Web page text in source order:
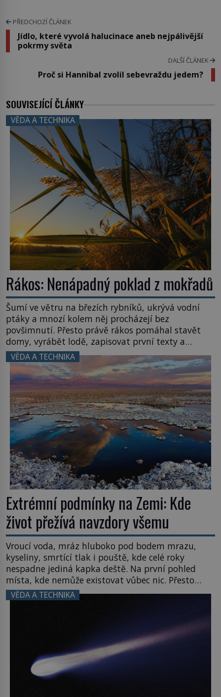
PŘEDCHOZÍ ČLÁNEK
Jídlo, které vyvolá halucinace aneb nejpálivější
pokrmy světa
DALŠÍ ČLÁNEK
Proč si Hannibal zvolil sebevraždu jedem?
SOUVISEJÍCÍ ČLÁNKY
VĚDA A TECHNIKA
Rákos: Nenápadný poklad z mokřadů
Šumí ve větru na březích rybníků, ukrývá vodní
ptáky a mnozí kolem něj procházejí bez
povšimnutí. Přesto právě rákos pomáhal stavět
domy, vyrábět lodě, zapisovat první texty a
inspiroval řadu pověstí. Tato skromná, ale
užitečná rostlina provází člověka už tisíce let.
Většina lidí vnímá rákos jen jako obyčejnou kulisu
letního koupání. Stačí se však podívat […]
VĚDA A TECHNIKA
Extrémní podmínky na Zemi: Kde
život přežívá navzdory všemu
Vroucí voda, mráz hluboko pod bodem mrazu,
kyseliny, smrtící tlak i pouště, kde celé roky
nespadne jediná kapka deště. Na první pohled
místa, kde nemůže existovat vůbec nic. Přesto
právě tady vědci objevují organismy, které
posouvají hranice života. Každý nový nález mění
naše představy o tom, co všechno dokáže příroda a
napovídá, kde bychom jednou […]
VĚDA A TECHNIKA